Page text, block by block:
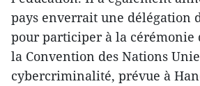
pays enverrait une délégation
pour participer à la cérémonie
la Convention des Nations
cybercriminalité, prévue à